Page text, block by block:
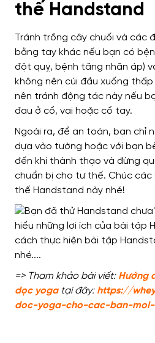
thế Handstand
Tránh trồng cây chuối và các
bằng tay khác nếu bạn có
đột quỵ, bệnh tăng nhãn áp)
không nên cúi đầu xuống
nên tránh động tác này nếu
đau ở cổ, vai hoặc cổ tay.
Ngoài ra, để an toàn, bạn chỉ
dựa vào tường hoặc với bạn
đến khi thành thạo và đừng
chuẩn bị cho tư thế. Chúc các
thế Handstand này nhé!
=> Tham khảo bài viết: Hướng
dọc yogatại đây: https://
doc-yoga-cho-cac-ban-moi-